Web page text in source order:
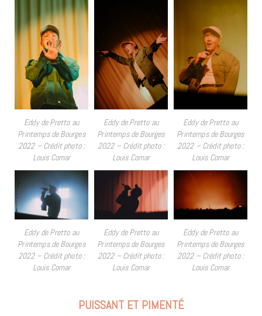
Eddy de Pretto au
Printemps de Bourges
2022 – Crédit photo :
Louis Comar
Eddy de Pretto au
Printemps de Bourges
2022 – Crédit photo :
Louis Comar
Eddy de Pretto au
Printemps de Bourges
2022 – Crédit photo :
Louis Comar
Eddy de Pretto au
Printemps de Bourges
2022 – Crédit photo :
Louis Comar
Eddy de Pretto au
Printemps de Bourges
2022 – Crédit photo :
Louis Comar
Eddy de Pretto au
Printemps de Bourges
2022 – Crédit photo :
Louis Comar
PUISSANT ET PIMENTÉ